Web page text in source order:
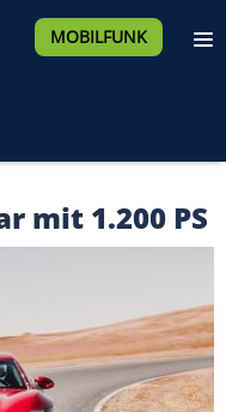
MOBILFUNK
mit 1.200 PS